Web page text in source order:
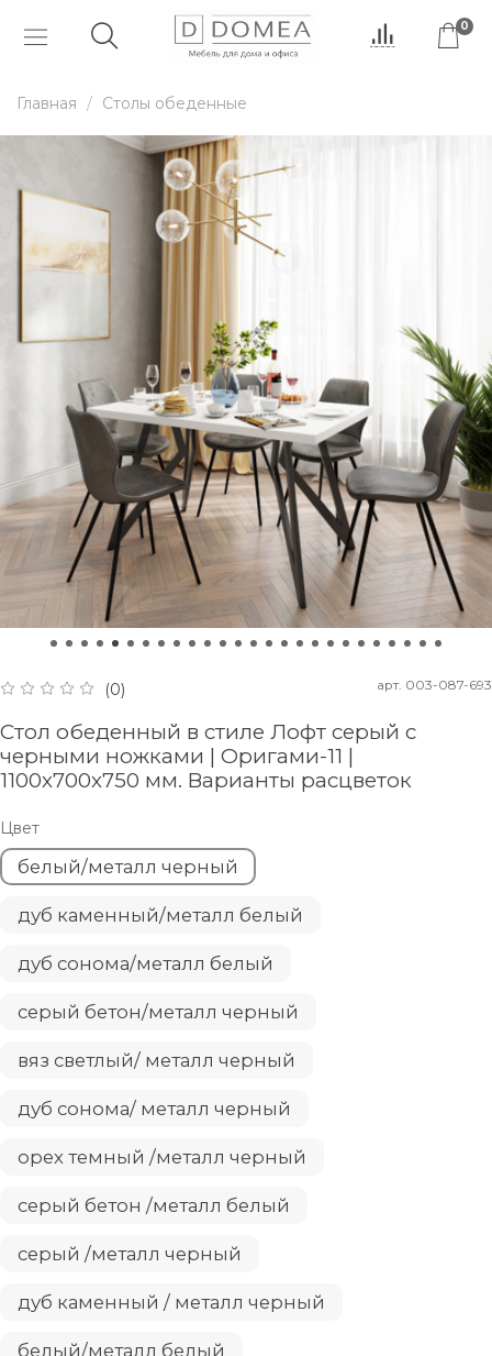
0
Главная Столы обеденные
(0) арт. 003-087-693
Стол обеденный в стиле Лофт серый с
черными ножками | Оригами-11 |
1100х700х750 мм. Варианты расцветок
Цвет
белый/металл черный
дуб каменный/металл белый
дуб сонома/металл белый
серый бетон/металл черный
вяз светлый/ металл черный
дуб сонома/ металл черный
орех темный /металл черный
серый бетон /металл белый
серый /металл черный
дуб каменный / металл черный
белый/металл белый